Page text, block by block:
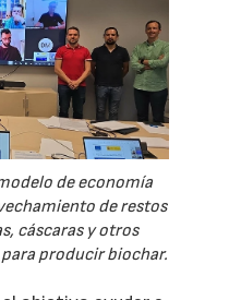
de economía
de restos
cáscaras y otros
producir biochar.